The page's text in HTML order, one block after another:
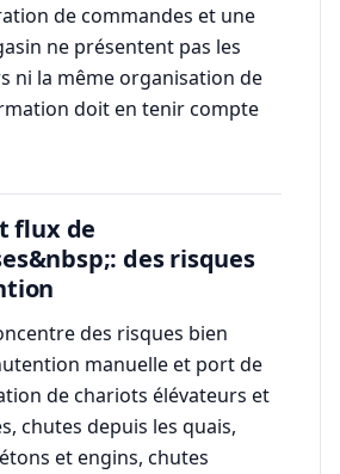
de commandes et une
ne présentent pas les
ni la même organisation de
doit en tenir compte
flux de
des risques
des risques bien
manuelle et port de
de chariots élévateurs et
chutes depuis les quais,
et engins, chutes